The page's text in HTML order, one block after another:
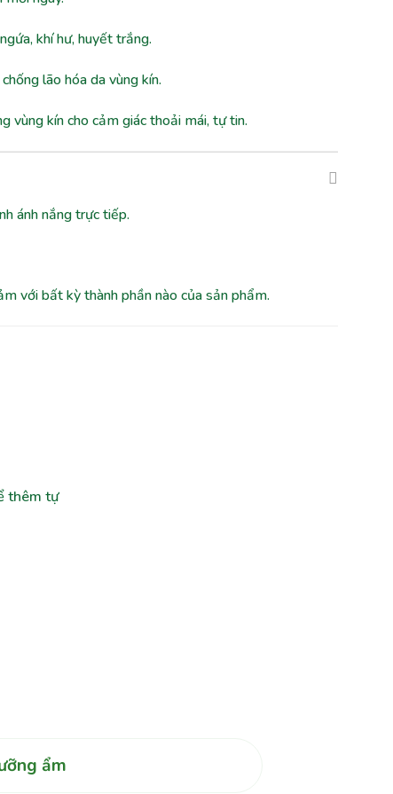
khí hư, huyết trắng.
lão hóa da vùng kín.
vùng kín cho cảm giác thoải mái, tự tin.
ánh nắng trực tiếp.
với bất kỳ thành phần nào của sản phẩm.
thêm tự
ẩm